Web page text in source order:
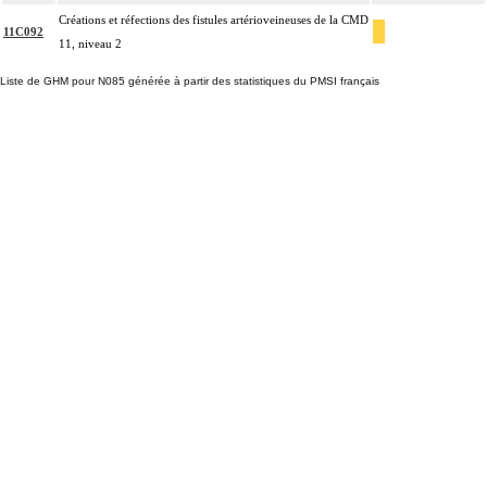
11C092
Créations et réfections des fistules artérioveineuses de la CMD
11, niveau 2
Liste de GHM pour N085 générée à partir des statistiques du PMSI français